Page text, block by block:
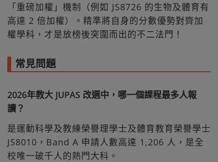
「重磅加權」機制（例如 JS8726 的生物及體育有
高達 2 倍加權）。精準將自身的分數優勢對齊加
權學科，才是放榜後突圍而出的不二法門！
常見問題
2026年教大 JUPAS 改選中，哪一個課程最多人報
讀？
是運動科學及教練榮譽理學士及體育教育榮譽學士
JS8010，Band A 申請人數高達 1,206 人，是全
校唯一破千人的熱門大科。